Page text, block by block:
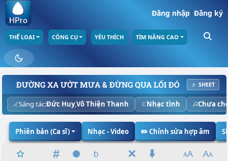
Đăng nhập|Đăng ký
THỂ LOẠI CÔNG CỤ YÊU THÍCH TÌM NÂNG CAO
ĐƯỜNG XA ƯỚT MƯA & ĐỪNG QUA LỐI ĐÓ ♬ SHEET
Sáng tác:Đức Huy,Võ Thiện Thanh Nhạc tình Chưa
Phiên bản (Ca sĩ) Nhạc - Video ✏️ Chỉnh sửa hợp âm